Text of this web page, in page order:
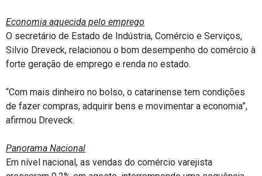
Economia aquecida pelo emprego
O secretário de Estado de Indústria, Comércio e Serviços,
Silvio Dreveck, relacionou o bom desempenho do comércio à
forte geração de emprego e renda no estado.
“Com mais dinheiro no bolso, o catarinense tem condições
de fazer compras, adquirir bens e movimentar a economia”,
afirmou Dreveck.
Panorama Nacional
Em nível nacional, as vendas do comércio varejista